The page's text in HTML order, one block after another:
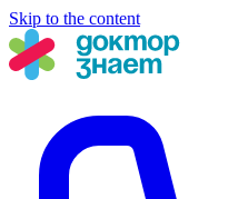
Skip to the content